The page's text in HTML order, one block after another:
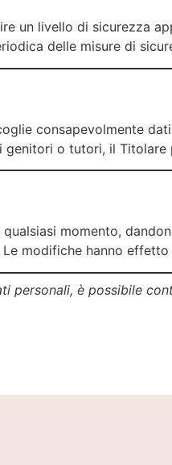
un livello di sicurezza
delle misure di
consapevolmente
o tutori, il Titolare
momento,
modifiche hanno
è possibile